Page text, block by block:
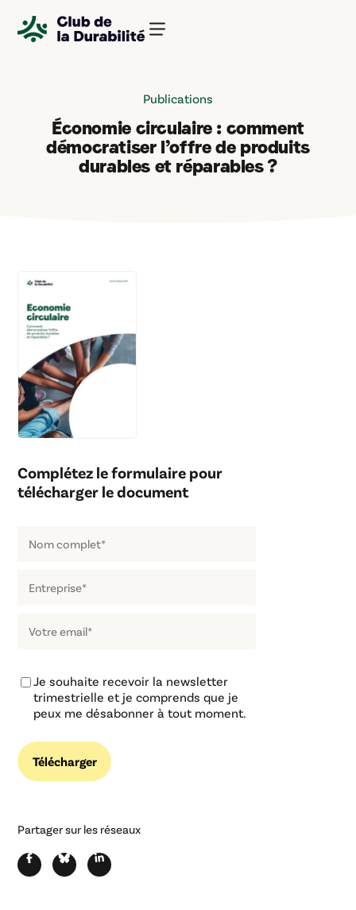
Publications
Économie circulaire : comment
démocratiser l’offre de produits
durables et réparables ?
Complétez le formulaire pour
télécharger le document
Je souhaite recevoir la newsletter
trimestrielle et je comprends que je
peux me désabonner à tout moment.
Partager sur les réseaux